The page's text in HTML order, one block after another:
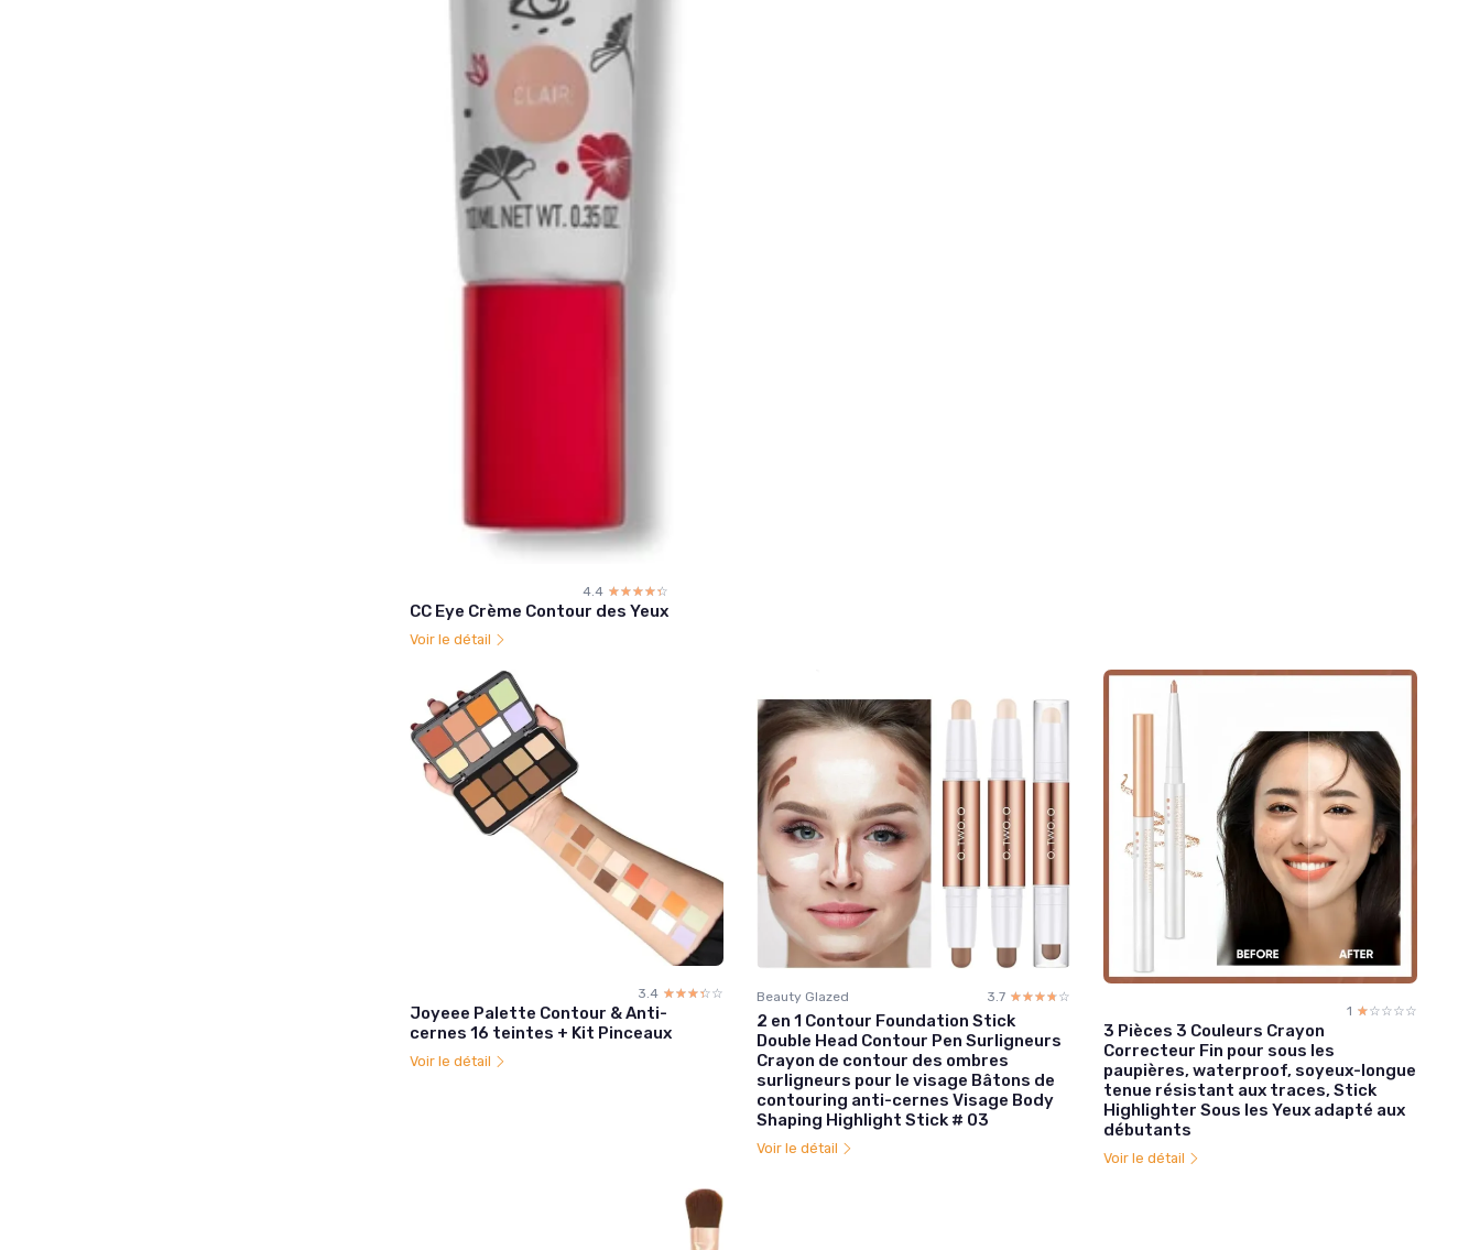
4.4 ☆☆☆☆☆
★★★★★
CC Eye Crème Contour des Yeux
Voir le détail
3.4 ☆☆☆☆☆
★★★★★
Joyeee Palette Contour & Anti-
cernes 16 teintes + Kit Pinceaux
Voir le détail
Beauty Glazed 3.7 ☆☆☆☆☆
★★★★★
2 en 1 Contour Foundation Stick
Double Head Contour Pen Surligneurs
Crayon de contour des ombres
surligneurs pour le visage Bâtons de
contouring anti-cernes Visage Body
Shaping Highlight Stick # 03
Voir le détail
1 ☆☆☆☆☆
★★★★★
3 Pièces 3 Couleurs Crayon
Correcteur Fin pour sous les
paupières, waterproof, soyeux-longue
tenue résistant aux traces, Stick
Highlighter Sous les Yeux adapté aux
débutants
Voir le détail